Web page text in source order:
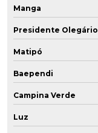
Manga
Presidente Olegário
Matipó
Baependi
Campina Verde
Luz